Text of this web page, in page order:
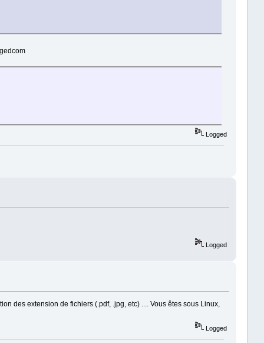
Logged
Logged
des extension de fichiers (.pdf, .jpg, etc) .... Vous êtes sous Linux,
Logged